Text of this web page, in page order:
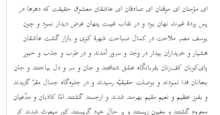
ای مؤمنان ای موقنان ای صادقان ای عاشقان معشوق حقیقت که دهرها در
پس پردۀ غیرت نهان بود و در نقاب غیبت پنهان عرض دیدار نمود و چون
یوسف مصر ملاحت در کمال صباحت شهرۀ کوی و بازار گشت عاشقان
هشیار و خریداران بیدار در وجد و سرور آمدند و در طرب و جذب و حبور
پای‌کوبان کف‌زنان بقربانگاه عشق شتافتند و جان و سر و دل بباختند و جان
بجانان فدا نمودند و بوصلت حقیقیّه رسیدند و در جلوه‌گاه جمال مقرّ گزیدند
و بفوز عظیم و نعیم مقیم بهرمند شدند و ارجمند گشتند امّا کاذبان و مدّعیان